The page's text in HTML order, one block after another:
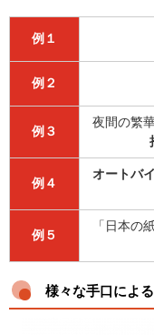
例１
例２
例３
夜間の繁
例４
オートバイ
例５
「日本の
様々な手口によ